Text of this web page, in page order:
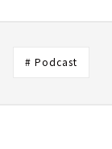
# Podcast